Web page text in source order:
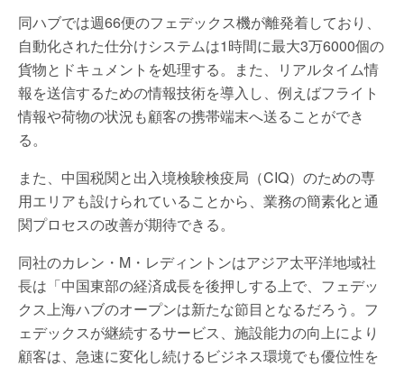
同ハブでは週66便のフェデックス機が離発着しており、
自動化された仕分けシステムは1時間に最大3万6000個の
貨物とドキュメントを処理する。また、リアルタイム情
報を送信するための情報技術を導入し、例えばフライト
情報や荷物の状況も顧客の携帯端末へ送ることができ
る。
また、中国税関と出入境検験検疫局（CIQ）のための専
用エリアも設けられていることから、業務の簡素化と通
関プロセスの改善が期待できる。
同社のカレン・M・レディントンはアジア太平洋地域社
長は「中国東部の経済成長を後押しする上で、フェデッ
クス上海ハブのオープンは新たな節目となるだろう。フ
ェデックスが継続するサービス、施設能力の向上により
顧客は、急速に変化し続けるビジネス環境でも優位性を